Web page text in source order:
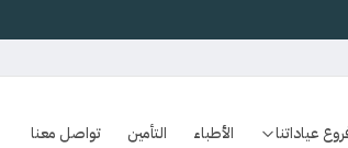
عياداتنا الأطباء التأمين تواصل معنا